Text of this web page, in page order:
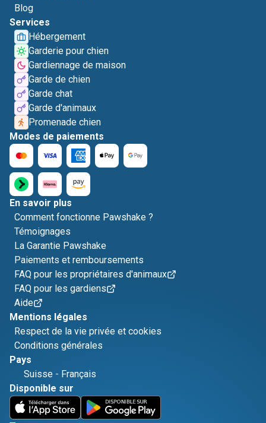
Blog
Services
Hébergement
Garderie pour chien
Gardiennage de maison
Garde de chien
Garde chat
Garde d'animaux
Promenade chien
Modes de paiements
En savoir plus
Comment fonctionne Pawshake ?
Témoignages
La Garantie Pawshake
Paiements et remboursements
FAQ pour les propriétaires d'animaux
FAQ pour les gardiens
Aide
Mentions légales
Respect de la vie privée et cookies
Conditions générales
Pays
Suisse - Français
Disponible sur